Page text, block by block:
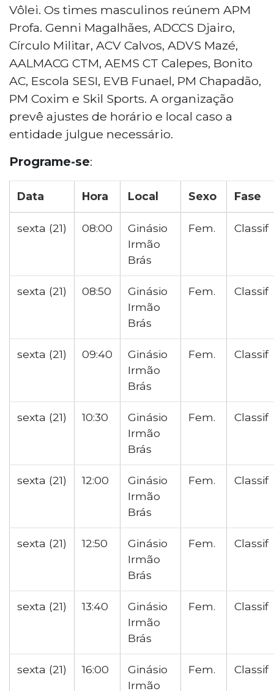
Vôlei. Os times masculinos reúnem APM
Profa. Genni Magalhães, ADCCS Djairo,
Círculo Militar, ACV Calvos, ADVS Mazé,
AALMACG CTM, AEMS CT Calepes, Bonito
AC, Escola SESI, EVB Funael, PM Chapadão,
PM Coxim e Skil Sports. A organização
prevê ajustes de horário e local caso a
entidade julgue necessário.
Programe-se:
Data Hora Local Sexo Fase
sexta (21) 08:00
Ginásio
Irmão
Brás
Fem. Classif
sexta (21) 08:50
Ginásio
Irmão
Brás
Fem. Classif
sexta (21) 09:40
Ginásio
Irmão
Brás
Fem. Classif
sexta (21) 10:30
Ginásio
Irmão
Brás
Fem. Classif
sexta (21) 12:00
Ginásio
Irmão
Brás
Fem. Classif
sexta (21) 12:50
Ginásio
Irmão
Brás
Fem. Classif
sexta (21) 13:40
Ginásio
Irmão
Brás
Fem. Classif
sexta (21) 16:00
Ginásio
Irmão
Fem. Classif